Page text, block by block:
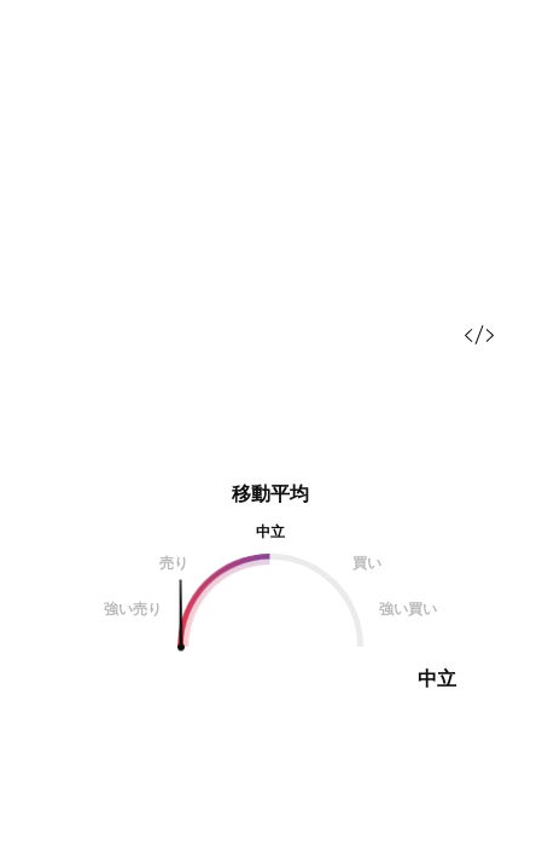
移動平均
中立
売り
買い
強い売り 強い買い
中立